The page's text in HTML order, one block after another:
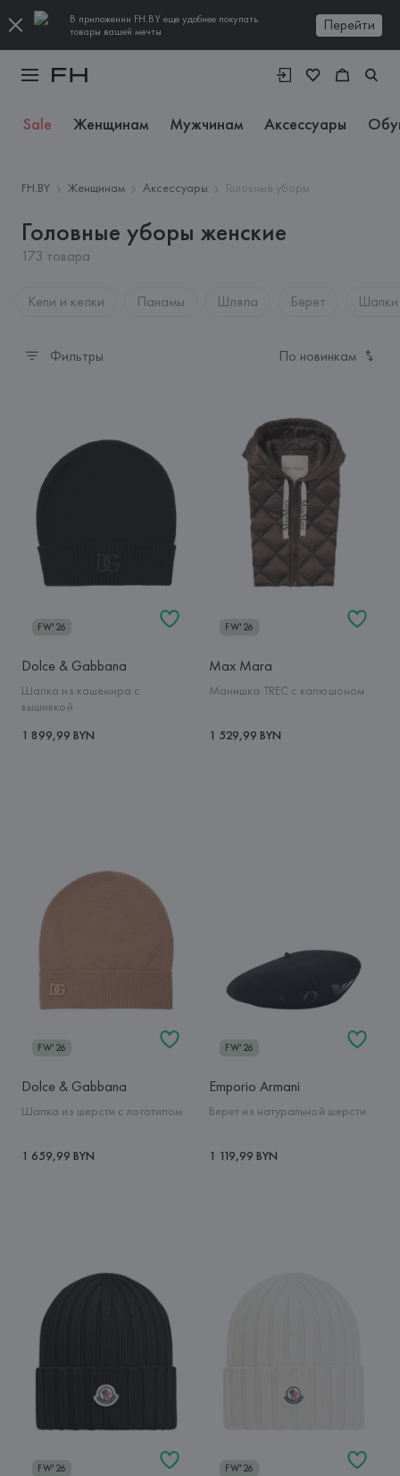
В приложении FH.BY еще удобнее покупать
товары вашей мечты
Перейти
Sale Женщинам Мужчинам Аксессуары
FH.BY Женщинам Аксессуары Головные уборы
Головные уборы женские
173 товара
Кепи и кепки Панамы Шляпа Берет Шапки
Фильтры По новинкам
FW'26
Dolce & Gabbana
Шапка из кашемира с
вышивкой
1 899,99 BYN
FW'26
Max Mara
Манишка TREC с капюшоном
1 529,99 BYN
FW'26
Dolce & Gabbana
Шапка из шерсти с логотипом
1 659,99 BYN
FW'26
Emporio Armani
Берет из натуральной шерсти
1 119,99 BYN
FW'26 FW'26